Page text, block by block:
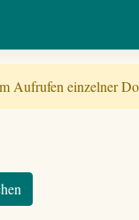
Aufrufen einzelner